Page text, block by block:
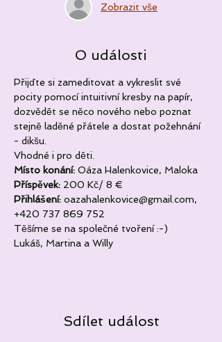
Zobrazit vše
O události
Přijďte si zameditovat a vykreslit své
pocity pomocí intuitivní kresby na papír,
dozvědět se něco nového nebo poznat
stejně laděné přátele a dostat požehnání
- dikšu.
Vhodné i pro děti.
Místo konání: Oáza Halenkovice, Maloka
Příspěvek: 200 Kč/ 8 €
Přihlášení: oazahalenkovice@gmail.com,
+420 737 869 752
Těšíme se na společné tvoření :-)
Lukáš, Martina a Willy
Sdílet událost